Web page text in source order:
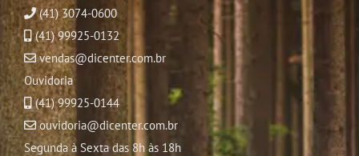
(41) 3074-0600
(41) 99925-0132
vendas@dicenter.com.br
Ouvidoria
(41) 99925-0144
ouvidoria@dicenter.com.br
Segunda à Sexta das 8h às 18h